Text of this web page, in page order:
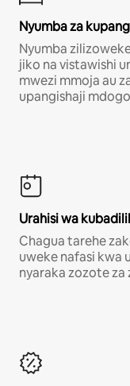
Nyumba za
Nyumba
jiko na vistawishi
mwezi mmoja au
upangishaji
Urahisi wa
Chagua tarehe
uweke nafasi kwa
nyaraka zozote za